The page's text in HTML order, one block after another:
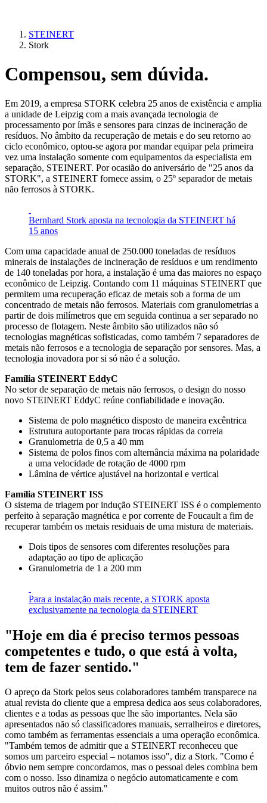
STEINERT
Stork
Compensou, sem dúvida.
Em 2019, a empresa STORK celebra 25 anos de existência e amplia
a unidade de Leipzig com a mais avançada tecnologia de
processamento por ímãs e sensores para cinzas de incineração de
resíduos. No âmbito da recuperação de metais e do seu retorno ao
ciclo econômico, optou-se agora por mandar equipar pela primeira
vez uma instalação somente com equipamentos da especialista em
separação, STEINERT. Por ocasião do aniversário de "25 anos da
STORK", a STEINERT fornece assim, o 25º separador de metais
não ferrosos à STORK.
Bernhard Stork aposta na tecnologia da STEINERT há
15 anos
Com uma capacidade anual de 250.000 toneladas de resíduos
minerais de instalações de incineração de resíduos e um rendimento
de 140 toneladas por hora, a instalação é uma das maiores no espaço
econômico de Leipzig. Contando com 11 máquinas STEINERT que
permitem uma recuperação eficaz de metais sob a forma de um
concentrado de metais não ferrosos. Materiais com granulometrias a
partir de dois milímetros que em seguida continua a ser separado no
processo de flotagem. Neste âmbito são utilizados não só
tecnologias magnéticas sofisticadas, como também 7 separadores de
metais não ferrosos e a tecnologia de separação por sensores. Mas, a
tecnologia inovadora por si só não é a solução.
Família STEINERT EddyC
No setor de separação de metais não ferrosos, o design do nosso
novo STEINERT EddyC reúne confiabilidade e inovação.
Sistema de polo magnético disposto de maneira excêntrica
Estrutura autoportante para trocas rápidas da correia
Granulometria de 0,5 a 40 mm
Sistema de polos finos com alternância máxima na polaridade
a uma velocidade de rotação de 4000 rpm
Lâmina de vértice ajustável na horizontal e vertical
Família STEINERT ISS
O sistema de triagem por indução STEINERT ISS é o complemento
perfeito à separação magnética e por corrente de Foucault a fim de
recuperar também os metais residuais de uma mistura de materiais.
Dois tipos de sensores com diferentes resoluções para
adaptação ao tipo de aplicação
Granulometria de 1 a 200 mm
Para a instalação mais recente, a STORK aposta
exclusivamente na tecnologia da STEINERT
"Hoje em dia é preciso termos pessoas
competentes e tudo, o que está à volta,
tem de fazer sentido."
O apreço da Stork pelos seus colaboradores também transparece na
atual revista do cliente que a empresa dedica aos seus colaboradores,
clientes e a todas as pessoas que lhe são importantes. Nela são
apresentados não só classificadores manuais, serralheiros e diretores,
como também as ferramentas essenciais a uma operação econômica.
"Também temos de admitir que a STEINERT reconheceu que
somos um parceiro especial – notamos isso", diz a Stork. "Como é
óbvio nem sempre concordamos, mas o pessoal deles combina bem
com o nosso. Isso dinamiza o negócio automaticamente e com
muitos outros não é assim."